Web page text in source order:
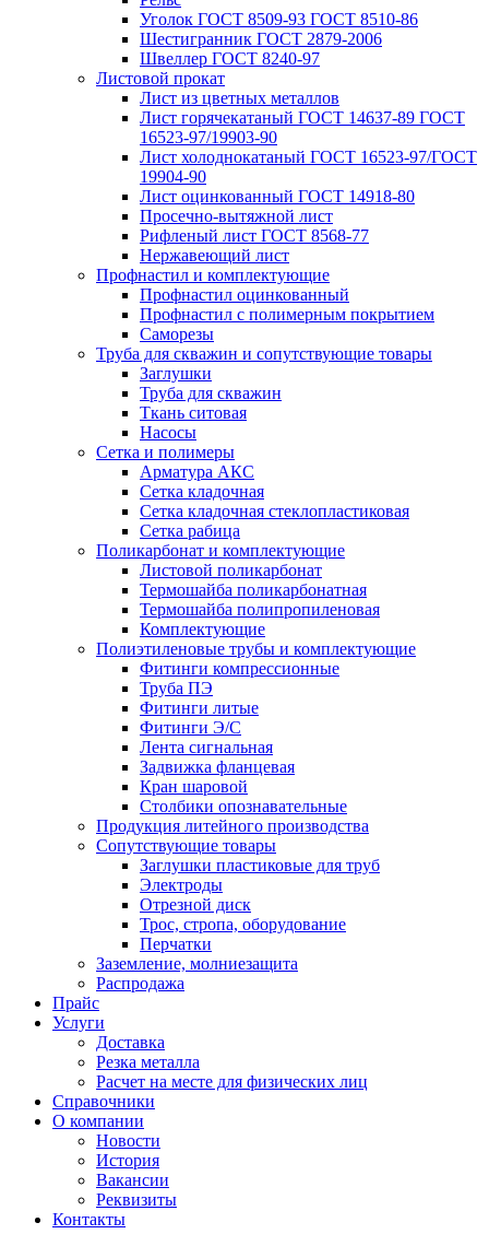
Уголок ГОСТ 8509-93 ГОСТ 8510-86
Шестигранник ГОСТ 2879-2006
Швеллер ГОСТ 8240-97
Листовой прокат
Лист из цветных металлов
Лист горячекатаный ГОСТ 14637-89 ГОСТ
16523-97/19903-90
Лист холоднокатаный ГОСТ 16523-97/ГОСТ
19904-90
Лист оцинкованный ГОСТ 14918-80
Просечно-вытяжной лист
Рифленый лист ГОСТ 8568-77
Нержавеющий лист
Профнастил и комплектующие
Профнастил оцинкованный
Профнастил с полимерным покрытием
Саморезы
Труба для скважин и сопутствующие товары
Заглушки
Труба для скважин
Ткань ситовая
Насосы
Сетка и полимеры
Арматура АКС
Сетка кладочная
Сетка кладочная стеклопластиковая
Сетка рабица
Поликарбонат и комплектующие
Листовой поликарбонат
Термошайба поликарбонатная
Термошайба полипропиленовая
Комплектующие
Полиэтиленовые трубы и комплектующие
Фитинги компрессионные
Труба ПЭ
Фитинги литые
Фитинги Э/С
Лента сигнальная
Задвижка фланцевая
Кран шаровой
Столбики опознавательные
Продукция литейного производства
Сопутствующие товары
Заглушки пластиковые для труб
Электроды
Отрезной диск
Трос, стропа, оборудование
Перчатки
Заземление, молниезащита
Распродажа
Прайс
Услуги
Доставка
Резка металла
Расчет на месте для физических лиц
Справочники
О компании
Новости
История
Вакансии
Реквизиты
Контакты